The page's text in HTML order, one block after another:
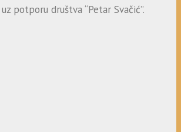
potporu društva “Petar Svačić”.